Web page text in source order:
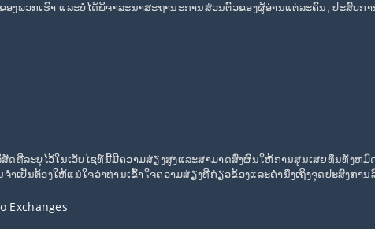
ອງພວກເຮົາ ແລະບໍ່ໄດ້ພິຈາລະນາສະຖານະການສ່ວນຕົວຂອງຜູ້ອ່ານແຕ່ລະຄົນ, ປະສົບກ
ດທີ່ລະບຸໄວ້ໃນເວັບໄຊທ໌ນີ້ມີຄວາມສ່ຽງສູງແລະສາມາດສົ່ງຜົນໃຫ້ການສູນເສຍທຶນທັງຫ
ເປັນຕ້ອງໃຫ້ແນ່ໃຈວ່າທ່ານເຂົ້າໃຈຄວາມສ່ຽງທີ່ກ່ຽວຂ້ອງແລະຄໍານຶງເຖິງຈຸດປະສົງກາ
Exchanges